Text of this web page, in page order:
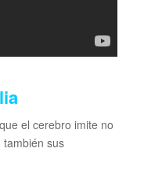
el cerebro imite no
sus